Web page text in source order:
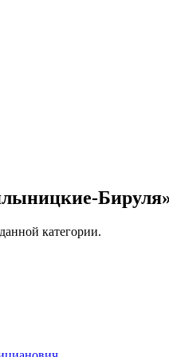
категории.